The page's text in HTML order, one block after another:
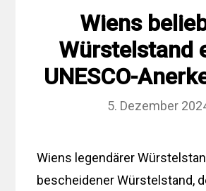
Wiens
Würstelstand
UNESCO-
5. Dezember
Wiens legendärer
bescheidener Würstelstand,